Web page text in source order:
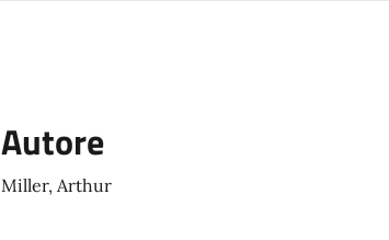
Autore
Miller, Arthur